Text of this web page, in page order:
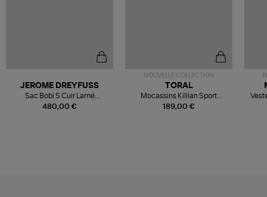
480,00 €
JEROME DREYFUSS
Sac Bobi S Cuir Lamé
Champagne
NOUVELLE COLLECTION
189,00 €
TORAL
Mocassins Killian Sport
Mousse